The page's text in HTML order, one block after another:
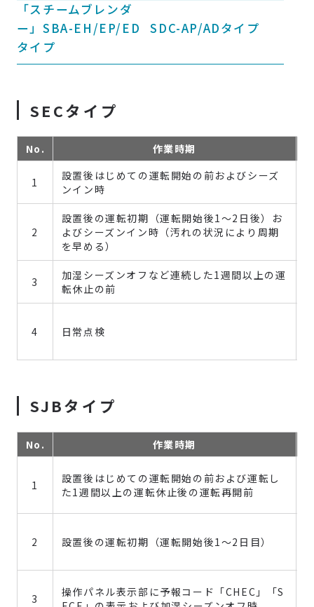
「スチームブレンダ
ー」SBA-EH/EP/ED
タイプ
SDC-AP/ADタイプ
SECタイプ
No. 作業時期
1
設置後はじめての運転開始の前およびシーズ
ンイン時
2
設置後の運転初期（運転開始後1～2日後）お
よびシーズンイン時（汚れの状況により周期
を早める）
3
加湿シーズンオフなど連続した1週間以上の運
転休止の前
4 日常点検
SJBタイプ
No. 作業時期
1
設置後はじめての運転開始の前および運転し
た1週間以上の運転休止後の運転再開前
2 設置後の運転初期（運転開始後1～2日目）
3
操作パネル表示部に予報コード「CHEC」「S